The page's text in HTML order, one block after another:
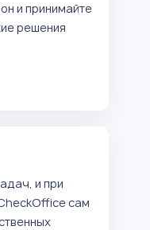
и принимайте
решения
и при
сам